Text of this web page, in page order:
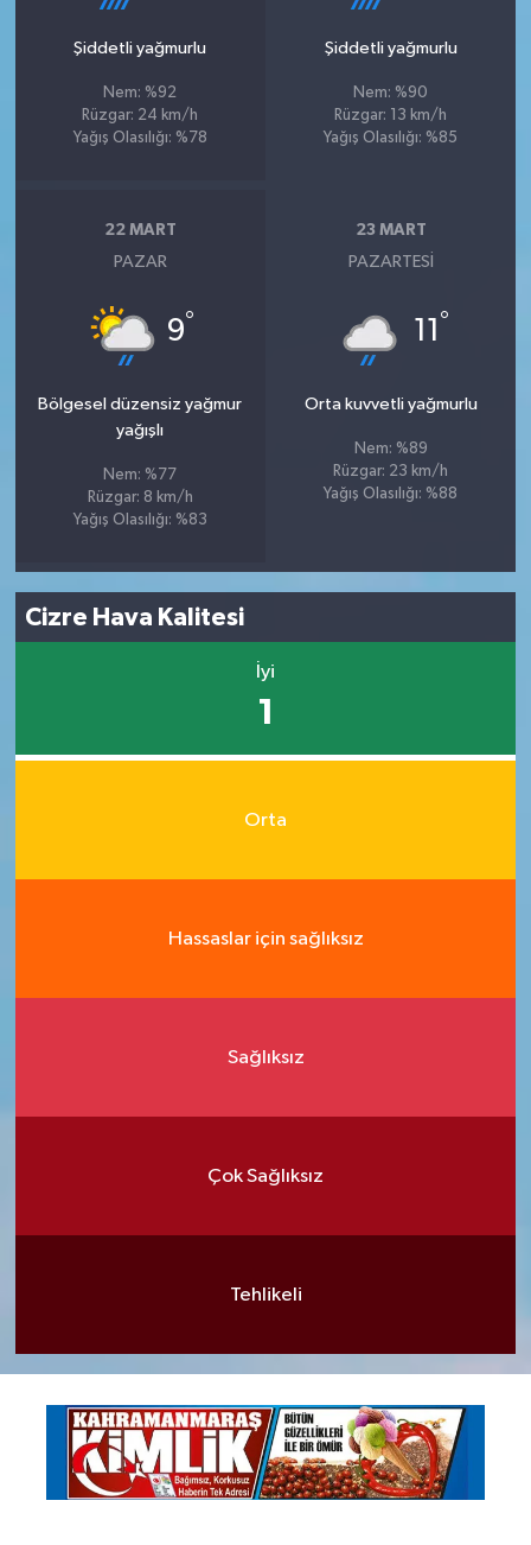
Şiddetli yağmurlu
Nem: %92
Rüzgar: 24 km/h
Yağış Olasılığı: %78
Şiddetli yağmurlu
Nem: %90
Rüzgar: 13 km/h
Yağış Olasılığı: %85
22 MART
PAZAR
9°
Bölgesel düzensiz yağmur
yağışlı
Nem: %77
Rüzgar: 8 km/h
Yağış Olasılığı: %83
23 MART
PAZARTESI
11 °
Orta kuvvetli yağmurlu
Nem: %89
Rüzgar: 23 km/h
Yağış Olasılığı: %88
Cizre Hava Kalitesi
İyi
1
Orta
Hassaslar için sağlıksız
Sağlıksız
Çok Sağlıksız
Tehlikeli